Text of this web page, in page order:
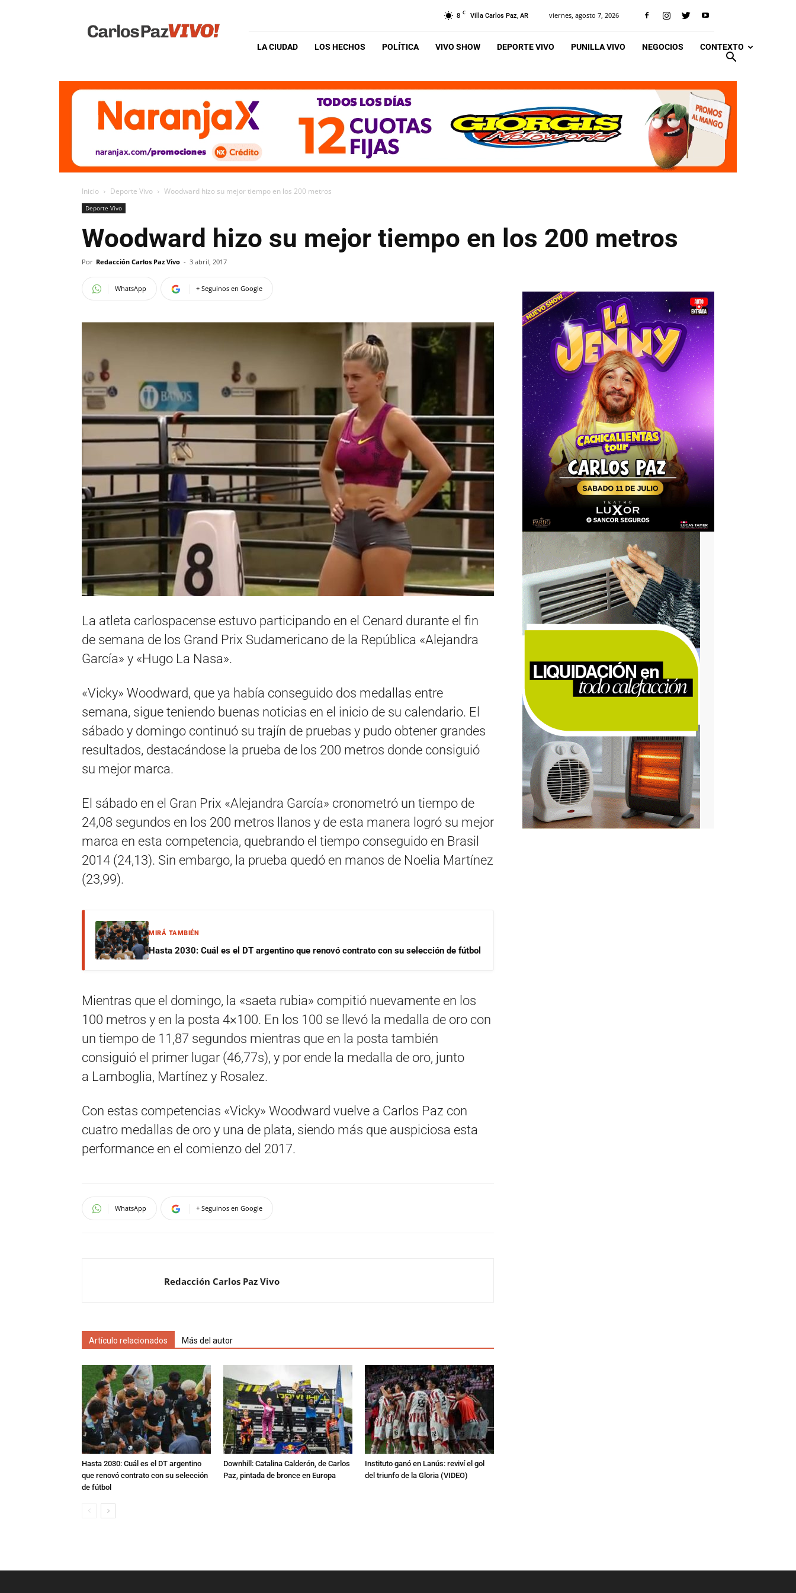
Vivo
8 C Villa Carlos Paz, AR viernes, agosto 7, 2026
LA CIUDAD LOS HECHOS POLÍTICA VIVO SHOW DEPORTE VIVO PUNILLA VIVO NEGOCIOS CONTEXTO
Inicio Deporte Vivo Woodward hizo su mejor tiempo en los 200 metros
Deporte Vivo
Woodward hizo su mejor tiempo en los 200 metros
Por Redacción Carlos Paz Vivo - 3 abril, 2017
WhatsApp + Seguinos en Google
La atleta carlospacense estuvo participando en el Cenard durante el fin
de semana de los Grand Prix Sudamericano de la República «Alejandra
García» y «Hugo La Nasa».
«Vicky» Woodward, que ya había conseguido dos medallas entre
semana, sigue teniendo buenas noticias en el inicio de su calendario. El
sábado y domingo continuó su trajín de pruebas y pudo obtener grandes
resultados, destacándose la prueba de los 200 metros donde consiguió
su mejor marca.
El sábado en el Gran Prix «Alejandra García» cronometró un tiempo de
24,08 segundos en los 200 metros llanos y de esta manera logró su mejor
marca en esta competencia, quebrando el tiempo conseguido en Brasil
2014 (24,13). Sin embargo, la prueba quedó en manos de Noelia Martínez
(23,99).
MIRÁ TAMBIÉN
Hasta 2030: Cuál es el DT argentino que renovó contrato con su selección de fútbol
Mientras que el domingo, la «saeta rubia» compitió nuevamente en los
100 metros y en la posta 4×100. En los 100 se llevó la medalla de oro con
un tiempo de 11,87 segundos mientras que en la posta también
consiguió el primer lugar (46,77s), y por ende la medalla de oro, junto
a Lamboglia, Martínez y Rosalez.
Con estas competencias «Vicky» Woodward vuelve a Carlos Paz con
cuatro medallas de oro y una de plata, siendo más que auspiciosa esta
performance en el comienzo del 2017.
WhatsApp + Seguinos en Google
Redacción Carlos Paz Vivo
Artículo relacionados Más del autor
Hasta 2030: Cuál es el DT argentino
que renovó contrato con su selección
de fútbol
Downhill: Catalina Calderón, de Carlos
Paz, pintada de bronce en Europa
Instituto ganó en Lanús: reviví el gol
del triunfo de la Gloria (VIDEO)